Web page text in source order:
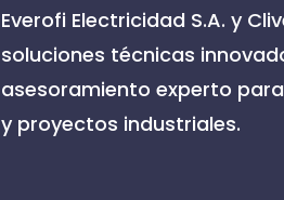
Everofi Electricidad S.A. y
soluciones técnicas
asesoramiento experto
y proyectos industriales.